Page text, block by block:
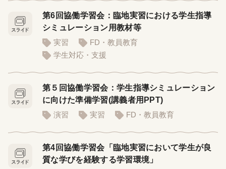
第6回協働学習会：臨地実習における学生指導
シミュレーション用教材等
実習
FD・教員教育
学生対応・支援
第５回協働学習会：学生指導シミュレーション
に向けた準備学習(講義者用PPT)
演習
実習 FD・教員教育
第4回協働学習会「臨地実習において学生が良
質な学びを経験する学習環境」